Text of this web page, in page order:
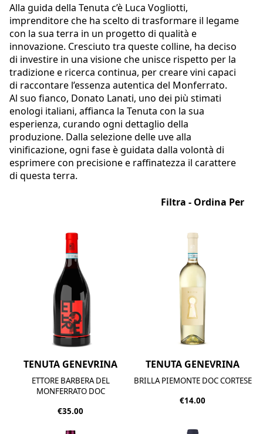
Alla guida della Tenuta c’è Luca Vogliotti,
imprenditore che ha scelto di trasformare il legame
con la sua terra in un progetto di qualità e
innovazione. Cresciuto tra queste colline, ha deciso
di investire in una visione che unisce rispetto per la
tradizione e ricerca continua, per creare vini capaci
di raccontare l’essenza autentica del Monferrato.
Al suo fianco, Donato Lanati, uno dei più stimati
enologi italiani, affianca la Tenuta con la sua
esperienza, curando ogni dettaglio della
produzione. Dalla selezione delle uve alla
vinificazione, ogni fase è guidata dalla volontà di
esprimere con precisione e raffinatezza il carattere
di questa terra.
Filtra - Ordina Per
TENUTA GENEVRINA
ETTORE BARBERA DEL
MONFERRATO DOC
€35.00
TENUTA GENEVRINA
BRILLA PIEMONTE DOC CORTESE
€14.00